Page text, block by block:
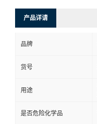
产品详请
品牌
货号
用途
是否危险化学品